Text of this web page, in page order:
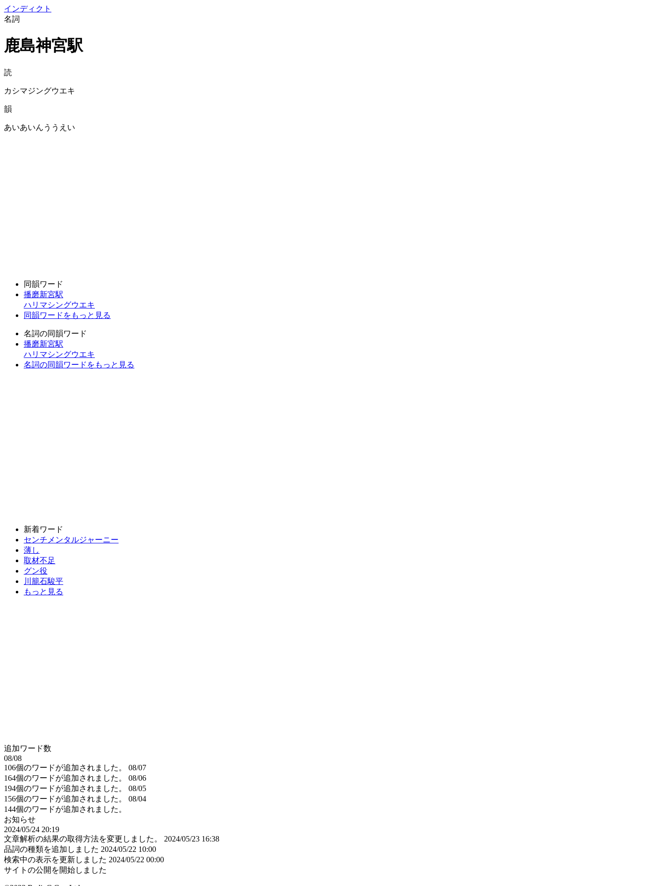
インディクト
名詞
鹿島神宮駅
読
カシマジングウエキ
韻
あいあいんううえい
同韻ワード
播磨新宮駅
ハリマシングウエキ
同韻ワードをもっと見る
名詞の同韻ワード
播磨新宮駅
ハリマシングウエキ
名詞の同韻ワードをもっと見る
新着ワード
センチメンタルジャーニー
薄し
取材不足
グン役
川籠石駿平
もっと見る
追加ワード数
08/08
106個のワードが追加されました。
08/07
164個のワードが追加されました。
08/06
194個のワードが追加されました。
08/05
156個のワードが追加されました。
08/04
144個のワードが追加されました。
お知らせ
2024/05/24 20:19
文章解析の結果の取得方法を変更しました。
2024/05/23 16:38
品詞の種類を追加しました 2024/05/22 10:00
検索中の表示を更新しました 2024/05/22 00:00
サイトの公開を開始しました